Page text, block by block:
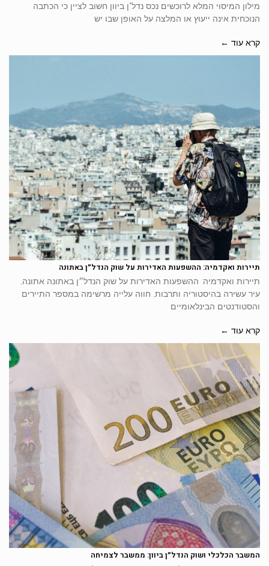
מילון המיסוי המלא לרוכשים נכס נדל"ן ביוון חשוב לציין כי הכתבה
הנוכחית אינה ייעוץ או המלצה על האופן שבו יש
קרא עוד ←
תיירות ואקדמיה: ההשפעות האדירות על שוק הנדל״ן באתונה
תיירות ואקדמיה: ההשפעות האדירות על שוק הנדל״ן באתונה אתונה,
עיר עשירה בהיסטוריה ותרבות, חווה עלייה מרשימה במספר התיירים
והסטודנטים הבינלאומיים
קרא עוד ←
המשבר הכלכלי ושוק הנדל״ן ביוון: ממשבר לצמיחה